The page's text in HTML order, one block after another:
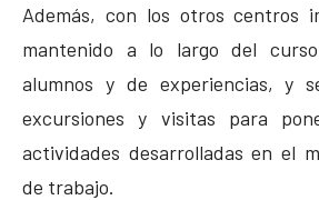
Además, con los otros centros
mantenido a lo largo del
alumnos y de experiencias, y
excursiones y visitas para
actividades desarrolladas en el
de trabajo.